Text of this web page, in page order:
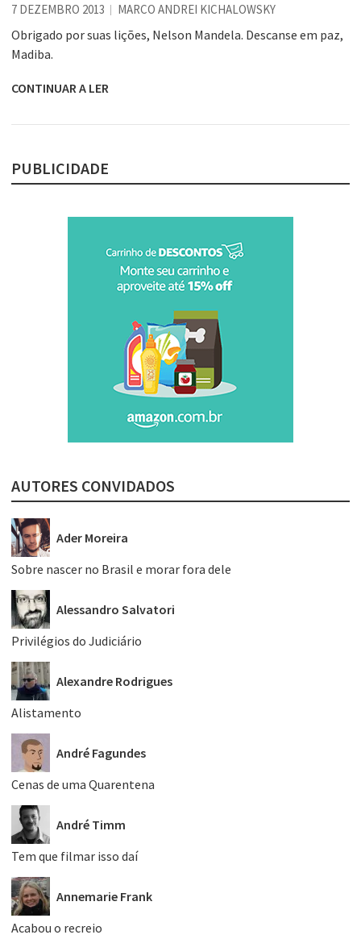
7 DEZEMBRO 2013 MARCO ANDREI KICHALOWSKY
Obrigado por suas lições, Nelson Mandela. Descanse em paz,
Madiba.
CONTINUAR A LER
PUBLICIDADE
AUTORES CONVIDADOS
Ader Moreira
Sobre nascer no Brasil e morar fora dele
Alessandro Salvatori
Privilégios do Judiciário
Alexandre Rodrigues
Alistamento
André Fagundes
Cenas de uma Quarentena
André Timm
Tem que filmar isso daí
Annemarie Frank
Acabou o recreio